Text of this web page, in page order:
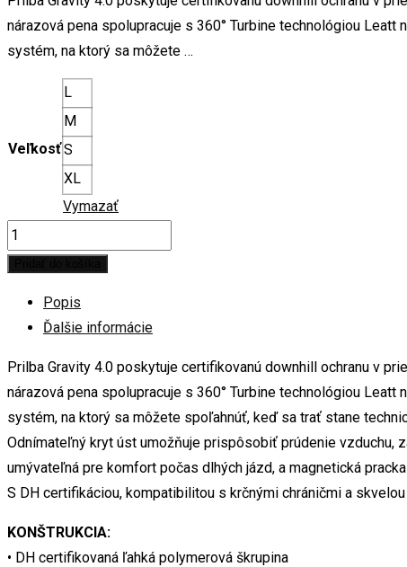
nárazová pena spolupracuje s 360° Turbine technológiou
systém, na ktorý sa môžete …
Veľkosť
L
M
S
XL
Vymazať
LEATT
integrálna
MTB
Gravity
Popis
Ďalšie informácie
Prilba Gravity 4.0 poskytuje certifikovanú downhill ochranu v
nárazová pena spolupracuje s 360° Turbine technológiou
systém, na ktorý sa môžete spoľahnúť, keď sa trať stane
Odnímateľný kryt úst umožňuje prispôsobiť prúdenie vzduchu,
umývateľná pre komfort počas dlhých jázd, a magnetická
S DH certifikáciou, kompatibilitou s krčnými chráničmi a
KONŠTRUKCIA:
• DH certifikovaná ľahká polymerová škrupina